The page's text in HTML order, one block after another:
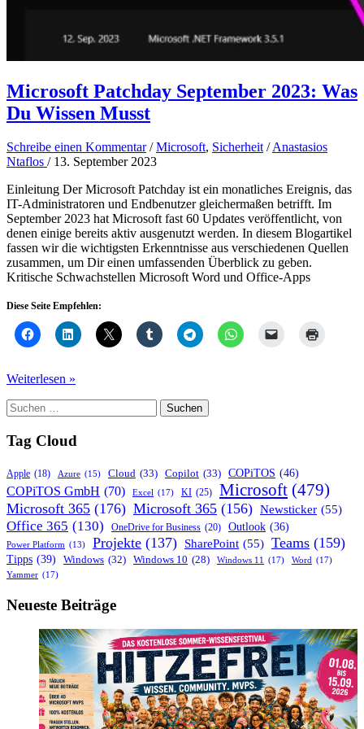
Microsoft Patchday September 2023: Was
Du Wissen Musst
Schreibe einen Kommentar /Microsoft, Sicherheit/Anastasios
Ntaflos / 13. September 2023
Einleitung Der Microsoft Patchday ist ein monatliches Ereignis, das
IT-Administratoren und Endbenutzer gleichermaßen betrifft. Im
September 2023 hat Microsoft fast 60 Updates veröffentlicht, von
denen einige bereits aktiv ausgenutzt werden. In diesem Blogartikel
fassen wir die wichtigsten Erkenntnisse aus verschiedenen Quellen
zusammen, um Dir einen umfassenden Überblick zu geben.
Kritische Schwachstellen Microsoft Word und Office-Apps
Diese Seite Empfehlen:
Microsoft
September
Was
Wissen
Musst
Weiterlesen »
Suchen
nach:
Tag Cloud
Apple (18) Azure (15) Cloud (33) Copilot (33) COPiTOS (46)
COPiTOS GmbH (70) Excel (17) KI (25) Microsoft (479)
Microsoft 365 (176) Microsoft 365 (156) Newsticker (55)
Office 365 (130) OneDrive for Business (20) Outlook (36)
Power Platform (13) Projekte (137) SharePoint (55) Teams (159)
Tipps (39) Windows (32) Windows 10 (28) Windows 11 (17) Word (17)
Yammer (17)
Neueste Beiträge